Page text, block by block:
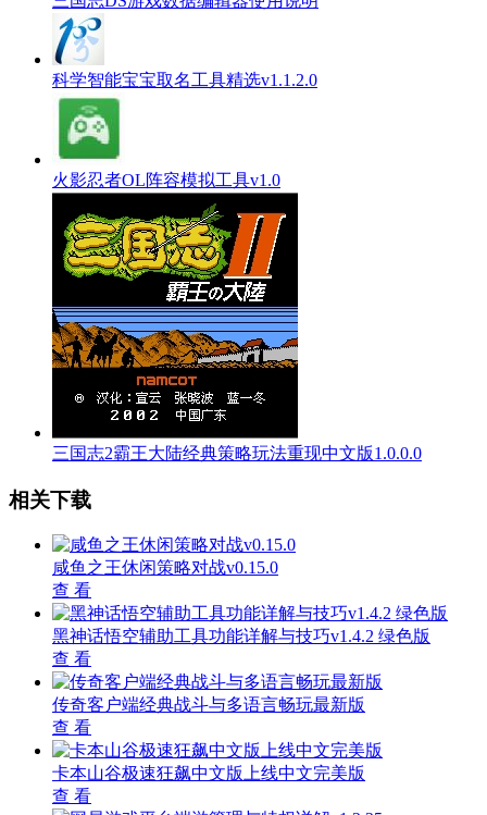
科学智能宝宝取名工具精选v1.1.2.0
火影忍者OL阵容模拟工具v1.0
三国志2霸王大陆经典策略玩法重现中文版1.0.0.0
相关下载
咸鱼之王休闲策略对战v0.15.0
查 看
黑神话悟空辅助工具功能详解与技巧v1.4.2 绿色版
查 看
传奇客户端经典战斗与多语言畅玩最新版
查 看
卡本山谷极速狂飙中文版上线中文完美版
查 看